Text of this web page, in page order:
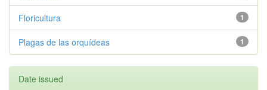
1
Floricultura
1
Plagas de las orquídeas
Date issued